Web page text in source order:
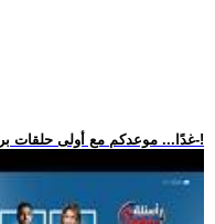
.. غدًا... موعدكم مع أولى حلقات برنامج -أسئلة حارقة-!